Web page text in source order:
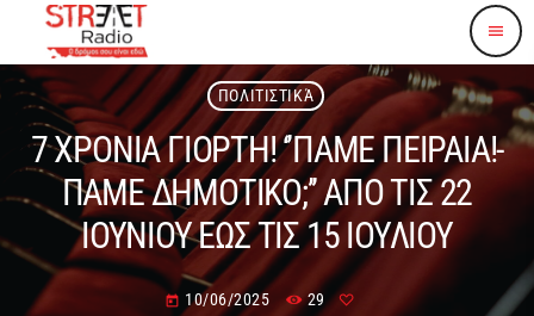
menu
ΠΟΛΙΤΙΣΤΙΚΆ
7 ΧΡΟΝΙΑ ΓΙΟΡΤΗ! ‘’ΠΑΜΕ ΠΕΙΡΑΙΑ!-
ΠΑΜΕ ΔΗΜΟΤΙΚΟ;’’ ΑΠΟ ΤΙΣ 22
ΙΟΥΝΙΟΥ ΕΩΣ ΤΙΣ 15 ΙΟΥΛΙΟΥ
today 10/06/2025 29